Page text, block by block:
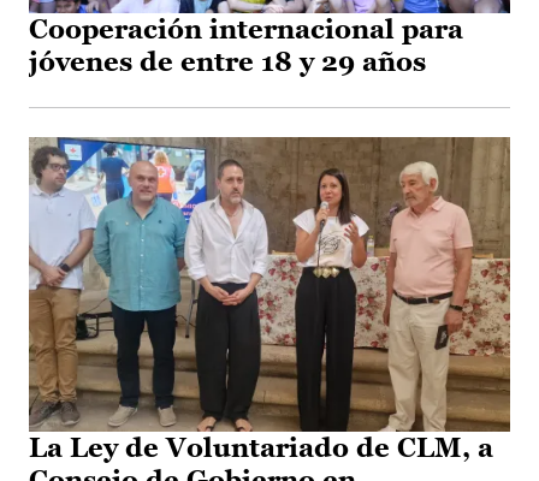
Cooperación internacional para
jóvenes de entre 18 y 29 años
La Ley de Voluntariado de CLM, a